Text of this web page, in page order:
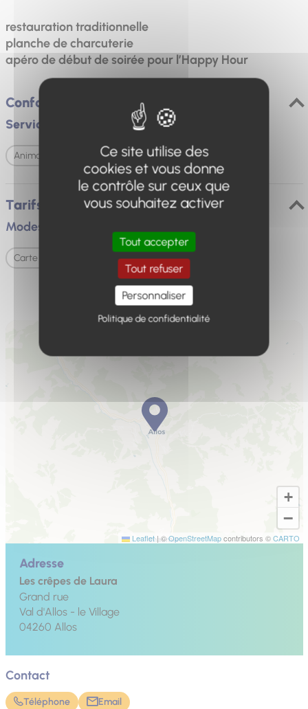
restauration traditionnelle
planche de charcuterie
apéro de début de soirée pour l’Happy Hour
Confort et équipements
Services
Animaux acceptés
Tarifs / ouverture
Modes de paiement
Carte bancaire/crédit Espèces
+
−
Leaflet |©OpenStreetMapcontributors ©CARTO
Adresse
Les crêpes de Laura
Grand rue
Val d'Allos - le Village
04260 Allos
Contact
Téléphone Email
Ce site utilise des
cookies et vous donne
le contrôle sur ceux que
vous souhaitez activer
Tout accepter
Tout refuser
Personnaliser
Politique de confidentialité